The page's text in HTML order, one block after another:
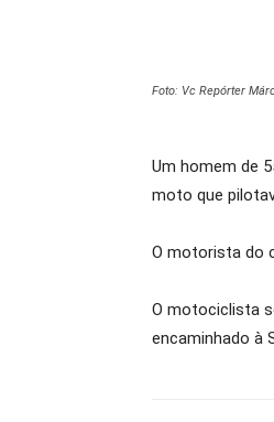
Foto: Vc Repórter
Um homem de
moto que
O motorista do
O motociclista
encaminhado à